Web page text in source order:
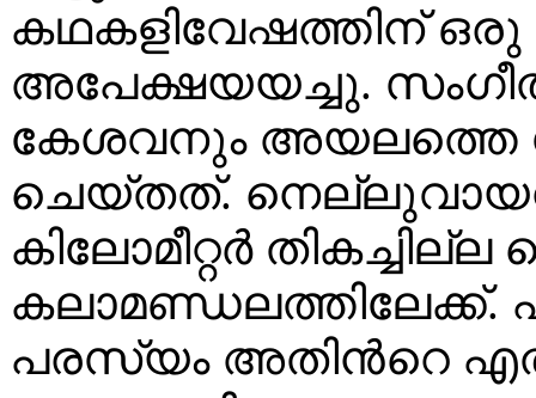
കഥകളിവേഷത്തിന് ഒരു
അപേക്ഷയയച്ചു.
കേശവനും
ചെയ്തത്.
കിലോമീറ്റർ
പരസ്യം അതിൻറെ